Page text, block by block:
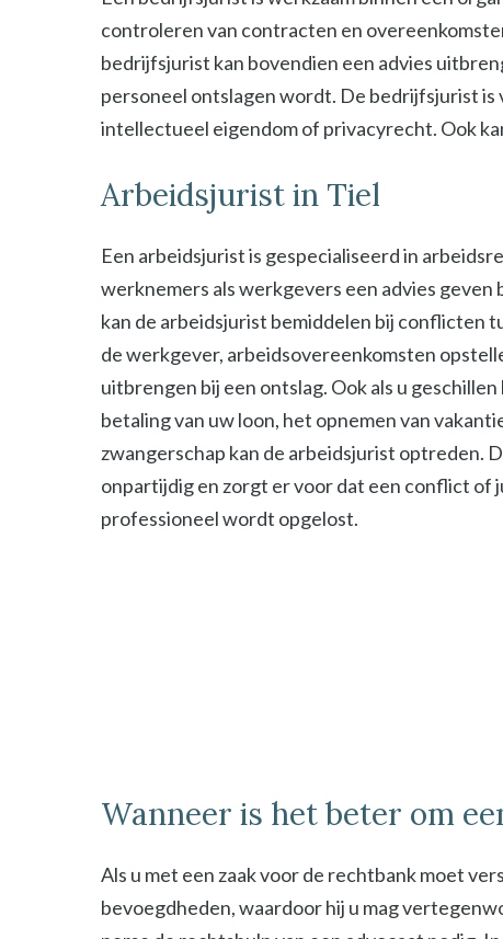
controleren van contracten en
bedrijfsjurist kan bovendien een advies
personeel ontslagen wordt. De bedrijfsjurist is
intellectueel eigendom of privacyrecht. Ook
Arbeidsjurist in Tiel
Een arbeidsjurist is gespecialiseerd in
werknemers als werkgevers een advies geven
kan de arbeidsjurist bemiddelen bij conflicten
de werkgever, arbeidsovereenkomsten
uitbrengen bij een ontslag. Ook als u
betaling van uw loon, het opnemen van
zwangerschap kan de arbeidsjurist optreden.
onpartijdig en zorgt er voor dat een conflict of
professioneel wordt opgelost.
Wanneer is het beter om
Als u met een zaak voor de rechtbank moet
bevoegdheden, waardoor hij u mag